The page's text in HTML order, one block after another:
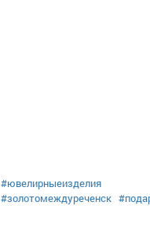
#ювелирныеизделия
#золотомеждуреченск